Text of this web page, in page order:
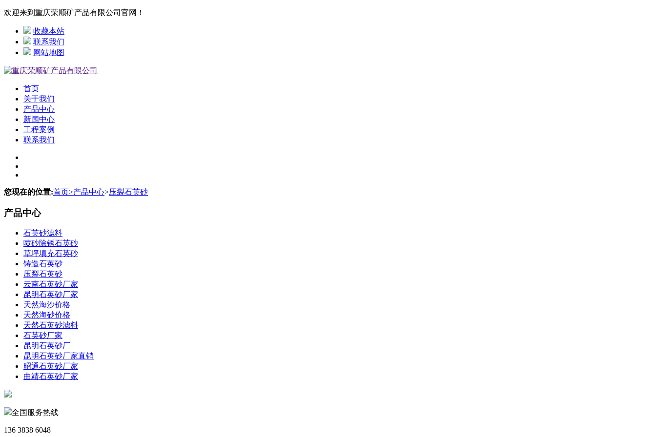
欢迎来到重庆荣顺矿产品有限公司官网！
收藏本站
联系我们
网站地图
首页
关于我们
产品中心
新闻中心
工程案例
联系我们
您现在的位置:首页>产品中心>压裂石英砂
产品中心
石英砂滤料
喷砂除锈石英砂
草坪填充石英砂
铸造石英砂
压裂石英砂
云南石英砂厂家
昆明石英砂厂家
天然海沙价格
天然海砂价格
天然石英砂滤料
石英砂厂家
昆明石英砂厂
昆明石英砂厂家直销
昭通石英砂厂家
曲靖石英砂厂家
全国服务热线
136 3838 6048